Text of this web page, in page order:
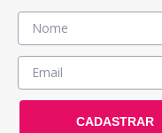
Vinhos >
País / Região >
Le Club >
95
95
CADASTRAR